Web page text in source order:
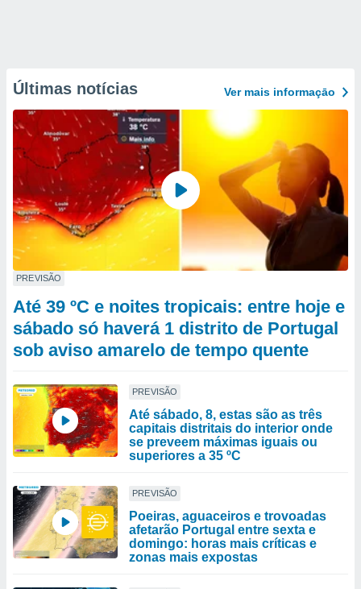
Últimas notícias Ver mais informaçāo
PREVISÃO
Até 39 ºC e noites tropicais: entre hoje e
sábado só haverá 1 distrito de Portugal
sob aviso amarelo de tempo quente
PREVISÃO
Até sábado, 8, estas são as três
capitais distritais do interior onde
se preveem máximas iguais ou
superiores a 35 ºC
PREVISÃO
Poeiras, aguaceiros e trovoadas
afetarão Portugal entre sexta e
domingo: horas mais críticas e
zonas mais expostas